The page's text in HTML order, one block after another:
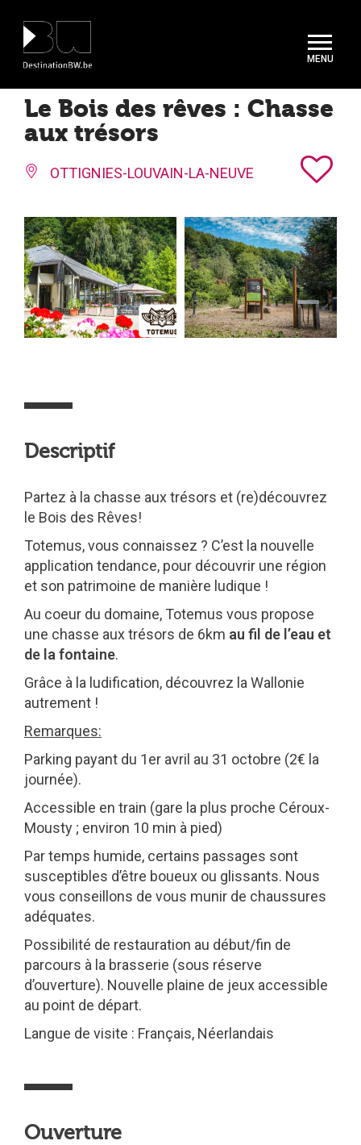
Le Bois des rêves : Chasse
aux trésors
OTTIGNIES-LOUVAIN-LA-NEUVE
Descriptif
Partez à la chasse aux trésors et (re)découvrez
le Bois des Rêves!
Totemus, vous connaissez ? C’est la nouvelle
application tendance, pour découvrir une région
et son patrimoine de manière ludique !
Au coeur du domaine, Totemus vous propose
une chasse aux trésors de 6km au fil de l’eau et
de la fontaine.
Grâce à la ludification, découvrez la Wallonie
autrement !
Remarques:
Parking payant du 1er avril au 31 octobre (2€ la
journée).
Accessible en train (gare la plus proche Céroux-
Mousty ; environ 10 min à pied)
Par temps humide, certains passages sont
susceptibles d’être boueux ou glissants. Nous
vous conseillons de vous munir de chaussures
adéquates.
Possibilité de restauration au début/fin de
parcours à la brasserie (sous réserve
d’ouverture). Nouvelle plaine de jeux accessible
au point de départ.
Langue de visite : Français, Néerlandais
Ouverture